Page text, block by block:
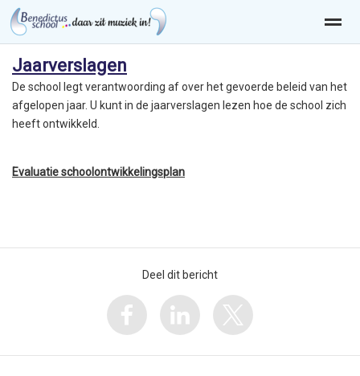
Home
Jaarverslagen
De school legt verantwoording af over het gevoerde beleid van het
afgelopen jaar. U kunt in de jaarverslagen lezen hoe de school zich
heeft ontwikkeld.
Evaluatie schoolontwikkelingsplan
Deel dit bericht